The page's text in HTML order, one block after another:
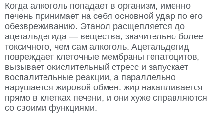
Когда алкоголь попадает в организм, именно
печень принимает на себя основной удар по его
обезвреживанию. Этанол расщепляется до
ацетальдегида — вещества, значительно более
токсичного, чем сам алкоголь. Ацетальдегид
повреждает клеточные мембраны гепатоцитов,
вызывает окислительный стресс и запускает
воспалительные реакции, а параллельно
нарушается жировой обмен: жир накапливается
прямо в клетках печени, и они хуже справляются
со своими функциями.